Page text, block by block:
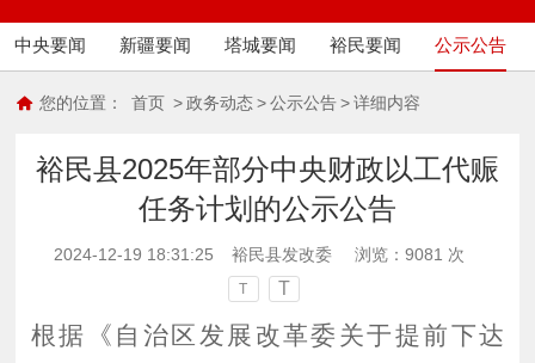
中央要闻 新疆要闻 塔城要闻 裕民要闻 公示公告
您的位置： 首页 > 政务动态 > 公示公告 > 详细内容
裕民县2025年部分中央财政以工代赈
任务计划的公示公告
2024-12-19 18:31:25 裕民县发改委 浏览： 9081 次
T T
根据《自治区发展改革委关于提前下达